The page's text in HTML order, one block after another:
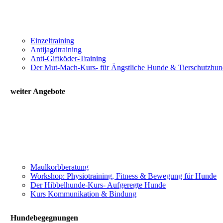
Einzeltraining
Antijagdtraining
Anti-Giftköder-Training
Der Mut-Mach-Kurs- für Ängstliche Hunde &
weiter Angebote
Maulkorbberatung
Workshop: Physiotraining, Fitness & Bewegung für Hunde
Der Hibbelhunde-Kurs- Aufgeregte Hunde
Kurs Kommunikation & Bindung
Hundebegegnungen